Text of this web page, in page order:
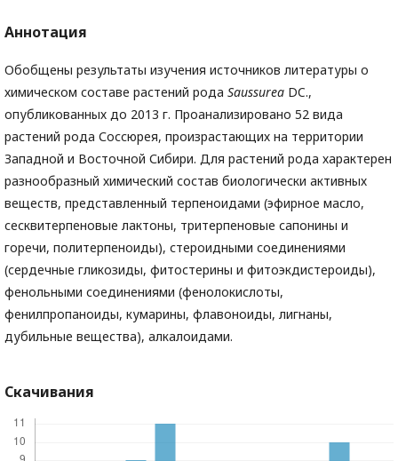
Аннотация
Обобщены результаты изучения источников литературы о
химическом составе растений рода Saussurea DC.,
опубликованных до 2013 г. Проанализировано 52 вида
растений рода Соссюрея, произрастающих на территории
Западной и Восточной Сибири. Для растений рода характерен
разнообразный химический состав биологически активных
веществ, представленный терпеноидами (эфирное масло,
сесквитерпеновые лактоны, тритерпеновые сапонины и
горечи, политерпеноиды), стероидными соединениями
(сердечные гликозиды, фитостерины и фитоэкдистероиды),
фенольными соединениями (фенолокислоты,
фенилпропаноиды, кумарины, флавоноиды, лигнаны,
дубильные вещества), алкалоидами.
Скачивания